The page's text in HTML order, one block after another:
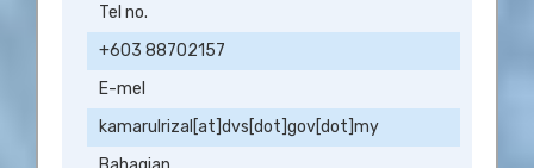
Tel no.
+603 88702157
E-mel
kamarulrizal[at]dvs[dot]gov[dot]my